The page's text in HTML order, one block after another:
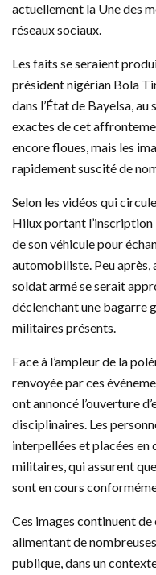
actuellement la Une des
réseaux sociaux.
Les faits se seraient
président nigérian Bola
dans l’État de Bayelsa,
exactes de cet
encore floues, mais les
rapidement suscité de
Selon les vidéos qui
Hilux portant l’inscription
de son véhicule pour
automobiliste. Peu après,
soldat armé se serait
déclenchant une bagarre
militaires présents.
Face à l’ampleur de la
renvoyée par ces
ont annoncé l’ouverture
disciplinaires. Les
interpellées et placées
militaires, qui assurent
sont en cours
Ces images continuent
alimentant de
publique, dans un